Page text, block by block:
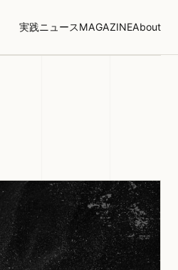
実践ニュースMAGAZINEAbout
関連ライブラリ
ソーシャル・ネットワーク
監視資本主義: 人類の未来
を賭けた闘い